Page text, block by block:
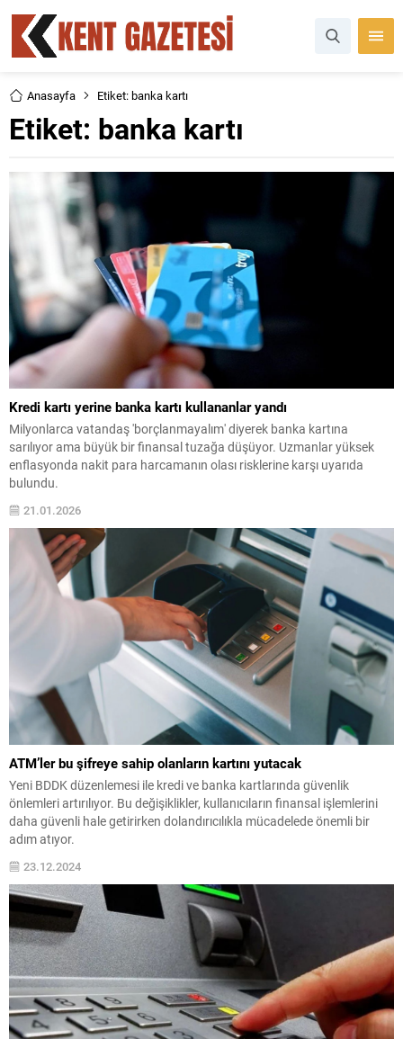
Anasayfa Etiket: banka kartı
Etiket: banka kartı
Kredi kartı yerine banka kartı kullananlar yandı
Milyonlarca vatandaş 'borçlanmayalım' diyerek banka kartına
sarılıyor ama büyük bir finansal tuzağa düşüyor. Uzmanlar yüksek
enflasyonda nakit para harcamanın olası risklerine karşı uyarıda
bulundu.
21.01.2026
ATM’ler bu şifreye sahip olanların kartını yutacak
Yeni BDDK düzenlemesi ile kredi ve banka kartlarında güvenlik
önlemleri artırılıyor. Bu değişiklikler, kullanıcıların finansal işlemlerini
daha güvenli hale getirirken dolandırıcılıkla mücadelede önemli bir
adım atıyor.
23.12.2024